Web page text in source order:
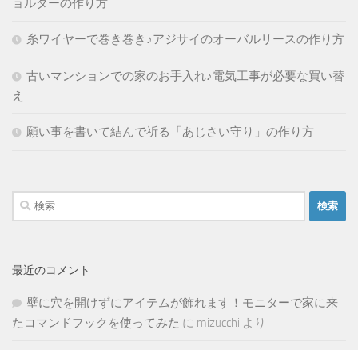
糸ワイヤーで巻き巻き♪アジサイのオーバルリースの作り方
古いマンションでの家のお手入れ♪電気工事が必要な買い替
え
願い事を書いて結んで祈る「あじさい守り」の作り方
検
索:
最近のコメント
壁に穴を開けずにアイテムが飾れます！モニターで家に来
たコマンドフックを使ってみた に mizucchi より